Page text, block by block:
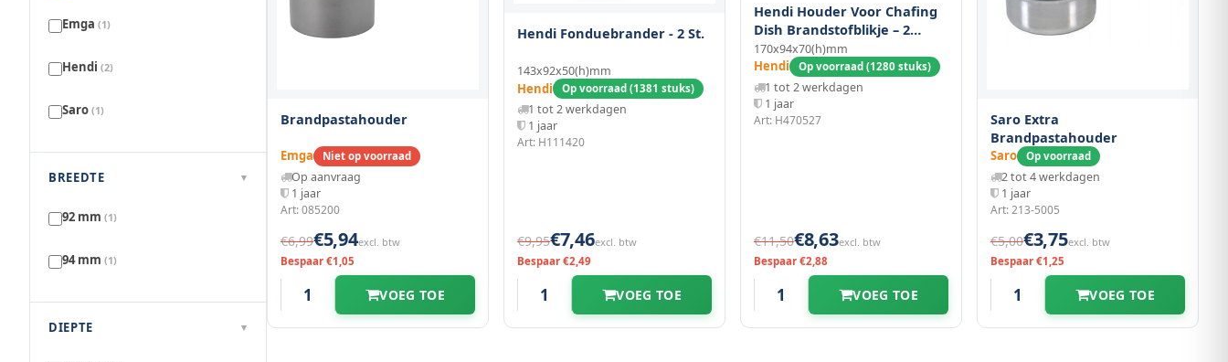
Emga (1)
Hendi (2)
Saro (1)
BREEDTE ▾
92 mm (1)
94 mm (1)
DIEPTE ▾
Brandpastahouder
Emga Niet op voorraad
Op aanvraag
1 jaar
Art: 085200
€6,99€5,94excl. btw
Bespaar €1,05
VOEG TOE
Hendi Fonduebrander - 2 St.
143x92x50(h)mm
Hendi Op voorraad (1381 stuks)
1 tot 2 werkdagen
1 jaar
Art: H111420
€9,95€7,46excl. btw
Bespaar €2,49
VOEG TOE
Hendi Houder Voor Chafing
Dish Brandstofblikje – 2
Stuks.
170x94x70(h)mm
Hendi Op voorraad (1280 stuks)
1 tot 2 werkdagen
1 jaar
Art: H470527
€11,50€8,63excl. btw
Bespaar €2,88
VOEG TOE
Saro Extra
Brandpastahouder
Saro Op voorraad
2 tot 4 werkdagen
1 jaar
Art: 213-5005
€5,00€3,75excl. btw
Bespaar €1,25
VOEG TOE